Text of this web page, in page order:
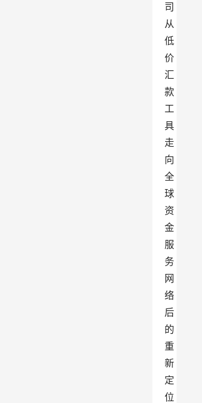
司
从
低
价
汇
款
工
具
走
向
全
球
资
金
服
务
网
络
后
的
重
新
定
位